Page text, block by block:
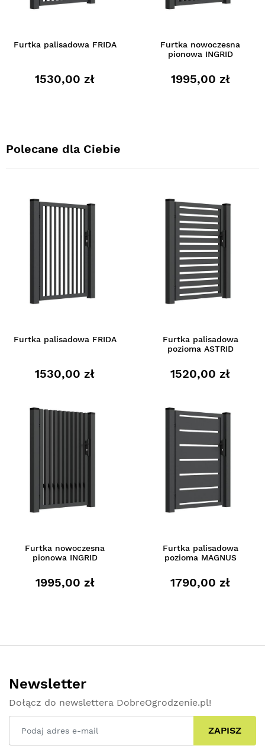
Furtka palisadowa FRIDA
1530,00 zł
Furtka nowoczesna
pionowa INGRID
1995,00 zł
Polecane dla Ciebie
Furtka palisadowa FRIDA
1530,00 zł
Furtka palisadowa
pozioma ASTRID
1520,00 zł
Furtka nowoczesna
pionowa INGRID
1995,00 zł
Furtka palisadowa
pozioma MAGNUS
1790,00 zł
Newsletter
Dołącz do newslettera DobreOgrodzenie.pl!
ZAPISZ